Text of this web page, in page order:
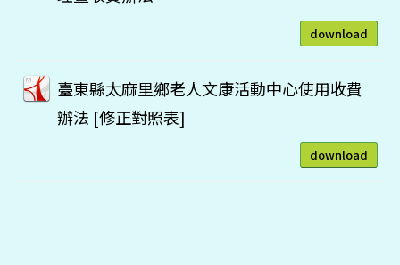
download
臺東縣太麻里鄉老人文康活動中心使用收費
辦法 [修正對照表]
download